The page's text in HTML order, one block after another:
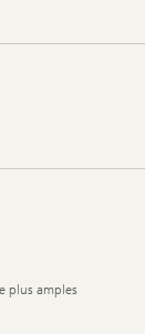
plus amples